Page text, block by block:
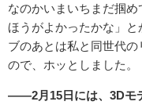
なのかいまいちまだ掴
ほうがよかったかな」
ブのあとは私と同世代
ので、ホッとしました。
――2月15日には、3Dモ